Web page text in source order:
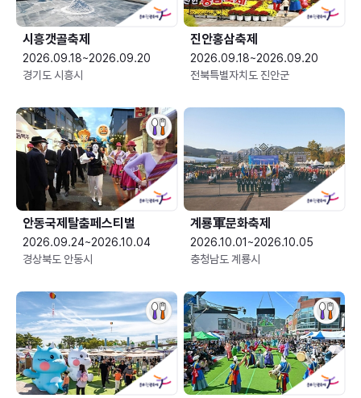
시흥갯골축제
2026.09.18~2026.09.20
경기도 시흥시
진안홍삼축제
2026.09.18~2026.09.20
전북특별자치도 진안군
안동국제탈춤페스티벌
2026.09.24~2026.10.04
경상북도 안동시
2026.10.01~2026.10.05
충청남도 계룡시